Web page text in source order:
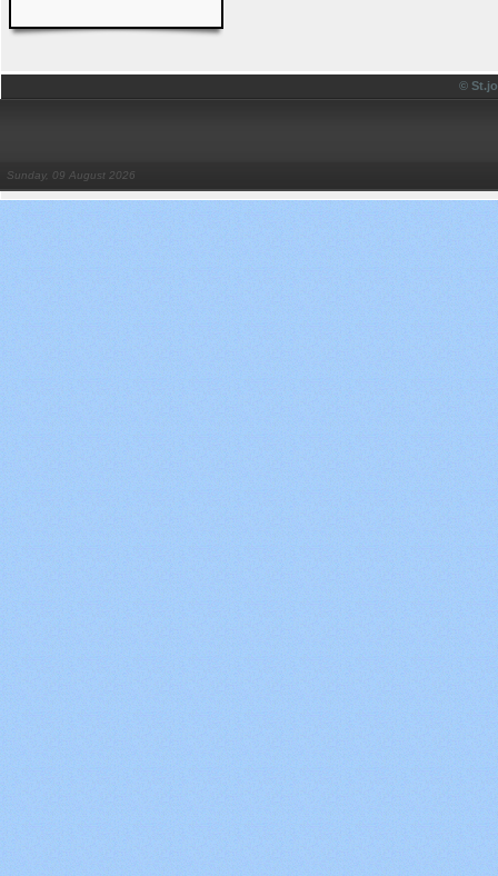
©
Sunday, 09 August 2026